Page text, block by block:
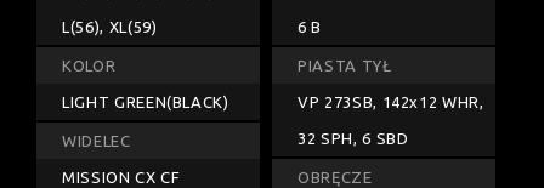
L(56), XL(59)
KOLOR
LIGHT GREEN(BLACK)
WIDELEC
MISSION CX CF
6 B
PIASTA TYŁ
VP 273SB, 142x12 WHR,
32 SPH, 6 SBD
OBRĘCZE